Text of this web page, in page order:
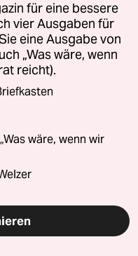
für eine bessere
vier Ausgaben für
eine Ausgabe von
„Was wäre, wenn
reicht).
wäre, wenn wir